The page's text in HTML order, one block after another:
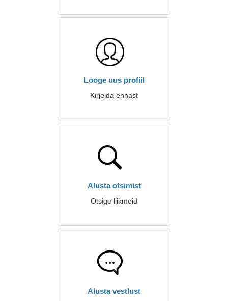
Looge uus profiil
Kirjelda ennast
Alusta otsimist
Otsige liikmeid
Alusta vestlust